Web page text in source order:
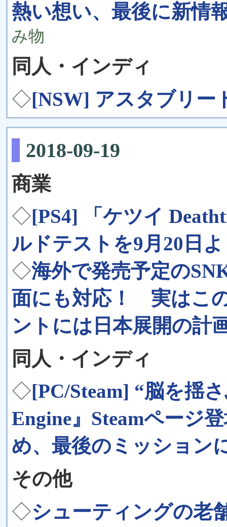
熱い想い、最後に新情
み物
同人・インディ
◇[NSW] アスタブリー
2018-09-19
商業
◇[PS4] 「ケツイ
ルドテストを9月20日
◇海外で発売予定の
面にも対応！ 実はこ
ントには日本展開の計
同人・インディ
◇[PC/Steam] “脳を揺
Engine』Steamページ
め、最後のミッション
その他
◇シューティングの老